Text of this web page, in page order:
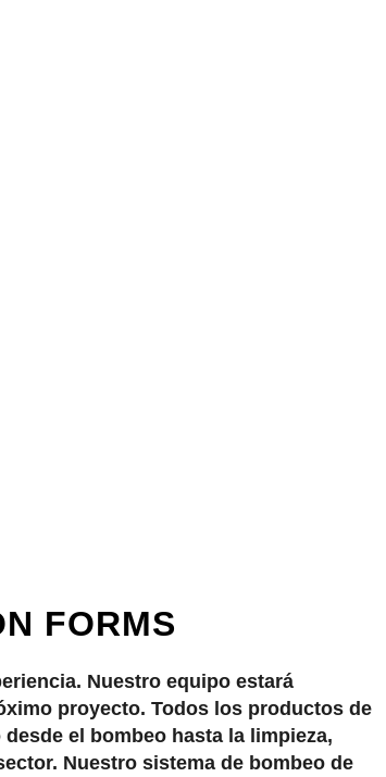
FORMS
Nuestro equipo estará
proyecto. Todos los productos de
el bombeo hasta la limpieza,
Nuestro sistema de bombeo de